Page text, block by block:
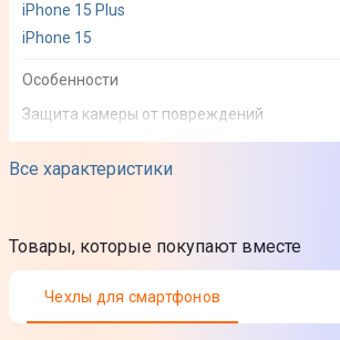
Все характеристики
iPhone 15 Plus
iPhone 15
Особенности
Защита камеры от повреждений
Простая установка
Сохраняет качество контента
Желтый
Юридическая информация
Товар может отличаться от
Товары, которые покупают вместе
Чехлы для смартфонов